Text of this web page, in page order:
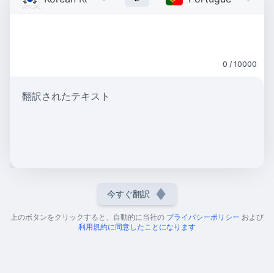
0 / 10000
翻訳されたテキスト
今すぐ翻訳
上のボタンをクリックすると、自動的に当社の プライバシーポリシー および
利用規約に同意したことになります